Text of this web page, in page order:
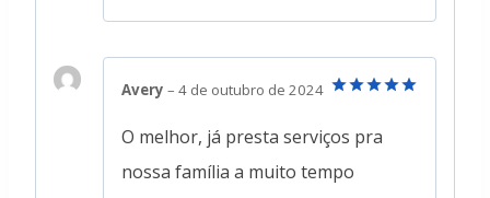
Avery – 4 de outubro de 2024
O melhor, já presta serviços pra
nossa família a muito tempo